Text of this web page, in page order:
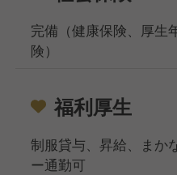
完備（健康保険、厚生
険）
福利厚生
制服貸与、昇給、まか
ー通勤可